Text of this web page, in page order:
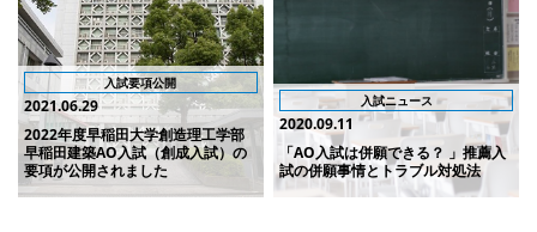
入試要項公開
2021.06.29
2022年度早稲田大学創造理工学部
早稲田建築AO入試（創成入試）の
要項が公開されました
入試ニュース
2020.09.11
「AO入試は併願できる？ 」推薦入
試の併願事情とトラブル対処法